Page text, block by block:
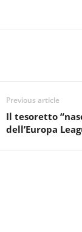
Previous article
Il tesoretto
dell’Europa